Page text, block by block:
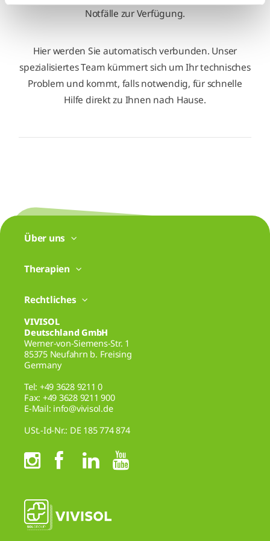
Notfälle zur Verfügung.
Hier werden Sie automatisch verbunden. Unser
spezialisiertes Team kümmert sich um Ihr technisches
Problem und kommt, falls notwendig, für schnelle
Hilfe direkt zu Ihnen nach Hause.
Über uns
Therapien
Rechtliches
VIVISOL
Deutschland GmbH
Werner-von-Siemens-Str. 1
85375 Neufahrn b. Freising
Germany
Tel: +49 3628 9211 0
Fax: +49 3628 9211 900
E-Mail: info@vivisol.de
USt.-Id-Nr.: DE 185 774 874